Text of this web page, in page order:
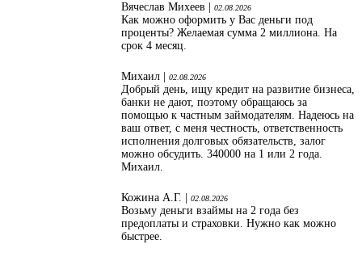
Вячеслав Михеев | 02.08.2026
Как можно оформить у Вас деньги под
проценты? Желаемая сумма 2 миллиона. На
срок 4 месяц.
Михаил | 02.08.2026
Добрый день, ищу кредит на развитие бизнеса,
банки не дают, поэтому обращаюсь за
помощью к частным займодателям. Надеюсь на
ваш ответ, с меня честность, ответственность
исполнения долговых обязательств, залог
можно обсудить. 340000 на 1 или 2 года.
Михаил.
Кожина А.Г. | 02.08.2026
Возьму деньги взаймы на 2 года без
предоплаты и страховки. Нужно как можно
быстрее.